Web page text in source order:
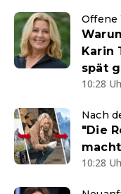
Offene
Karin
spät
10:28
Nach
"Die
10:28